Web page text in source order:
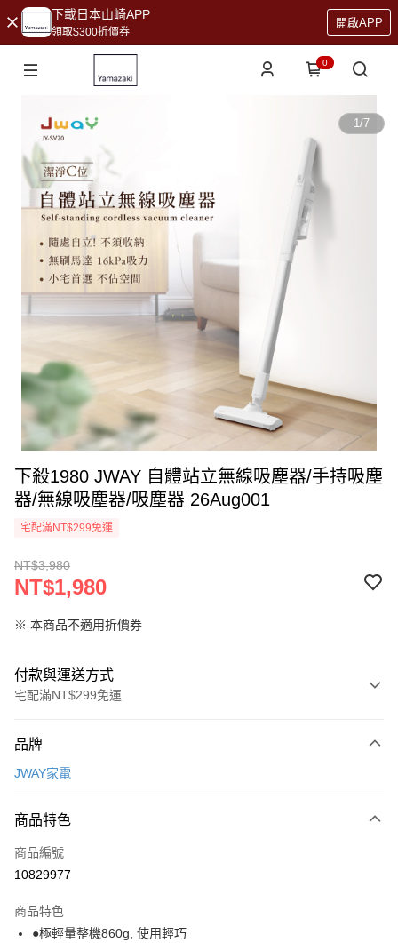
下載日本山崎APP
領取$300折價券
開啟APP
0
1/7
下殺1980 JWAY 自體站立無線吸塵器/手持吸塵
器/無線吸塵器/吸塵器 26Aug001
宅配滿NT$299免運
NT$3,980
NT$1,980
※ 本商品不適用折價券
付款與運送方式
宅配滿NT$299免運
信用卡一次付款
Apple Pay
悠遊付
全盈+PAY
品牌
JWAY家電
商品特色
商品編號
10829977
商品特色
●極輕量整機860g, 使用輕巧